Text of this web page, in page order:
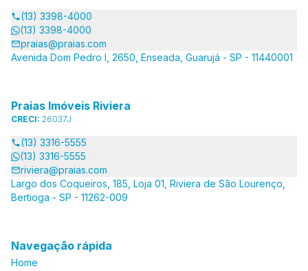
(13) 3398-4000
(13) 3398-4000
praias@praias.com
Avenida Dom Pedro I, 2650, Enseada, Guarujá - SP - 11440001
Praias Imóveis Riviera
CRECI: 26037J
(13) 3316-5555
(13) 3316-5555
riviera@praias.com
Largo dos Coqueiros, 185, Loja 01, Riviera de São Lourenço,
Bertioga - SP - 11262-009
Navegação rápida
Home